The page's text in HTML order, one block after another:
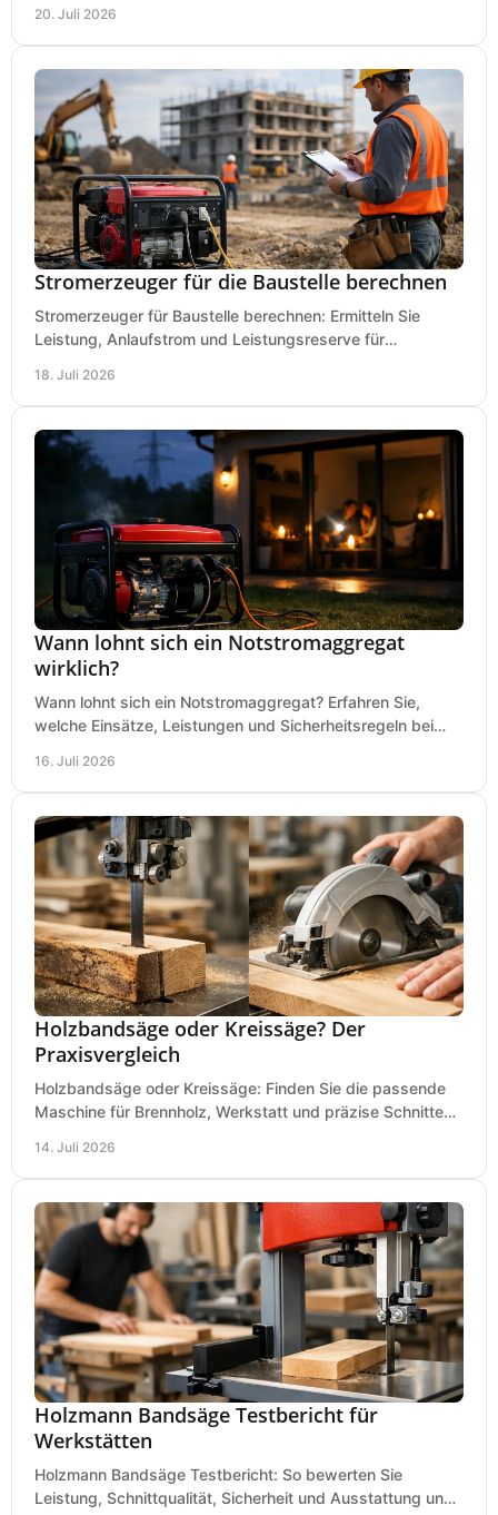
20. Juli 2026
Stromerzeuger für die Baustelle berechnen
Stromerzeuger für Baustelle berechnen: Ermitteln Sie
Leistung, Anlaufstrom und Leistungsreserve für
18. Juli 2026
Wann lohnt sich ein Notstromaggregat
wirklich?
Wann lohnt sich ein Notstromaggregat? Erfahren Sie,
welche Einsätze, Leistungen und Sicherheitsregeln bei
16. Juli 2026
Holzbandsäge oder Kreissäge? Der
Praxisvergleich
Holzbandsäge oder Kreissäge: Finden Sie die passende
Maschine für Brennholz, Werkstatt und präzise Schnitte
14. Juli 2026
Holzmann Bandsäge Testbericht für
Werkstätten
Holzmann Bandsäge Testbericht: So bewerten Sie
Leistung, Schnittqualität, Sicherheit und Ausstattung und